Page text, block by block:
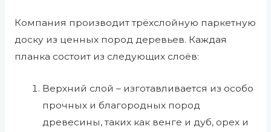
Компания производит трёхслойную паркетную
доску из ценных пород деревьев. Каждая
планка состоит из следующих слоёв:
Верхний слой – изготавливается из особо
прочных и благородных пород
древесины, таких как венге и дуб, орех и